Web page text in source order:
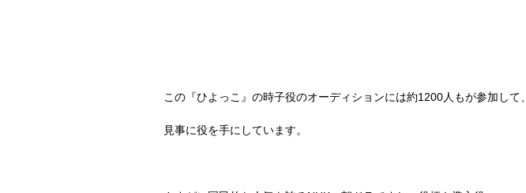
この『ひよっこ』の時子役のオーディションには約1200人もが参加して、
見事に役を手にしています。